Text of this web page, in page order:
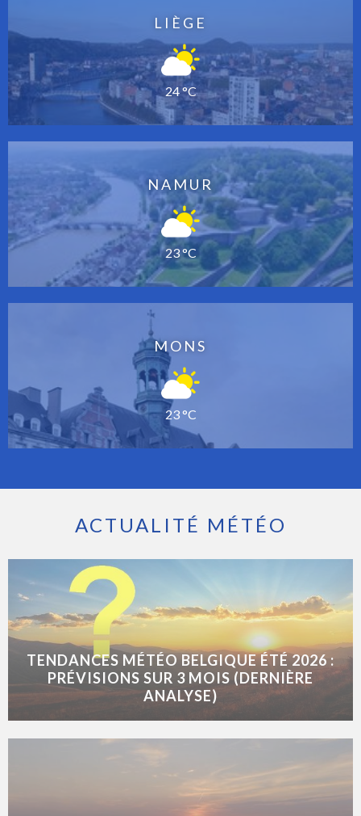
LIÈGE
24 °C
NAMUR
23 °C
MONS
23 °C
ACTUALITÉ MÉTÉO
TENDANCES MÉTÉO BELGIQUE ÉTÉ 2026 :
PRÉVISIONS SUR 3 MOIS (DERNIÈRE
ANALYSE)